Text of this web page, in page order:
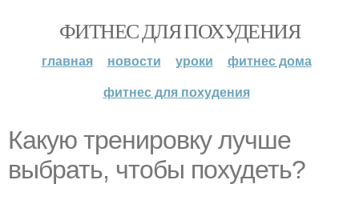
ФИТНЕС ДЛЯ ПОХУДЕНИЯ
главная новости уроки
фитнес дома
фитнес для похудения
Какую тренировку лучше
выбрать, чтобы похудеть?